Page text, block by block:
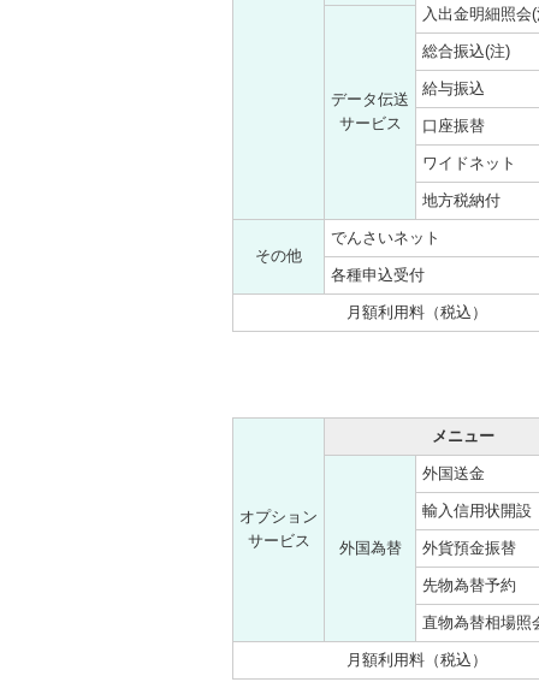
月額利用料（税込）
入出金明細照会
データ伝送
サービス
総合振込(注)
給与振込
口座振替
ワイドネット
地方税納付
その他
でんさいネット
各種申込受付
月額利用料（税込）
オプション
サービス
メニュー
外国為替
外国送金
輸入信用状開設
外貨預金振替
先物為替予約
直物為替相場照